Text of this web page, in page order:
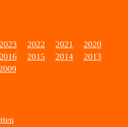
2022 2021
2020
2015 2014
2013